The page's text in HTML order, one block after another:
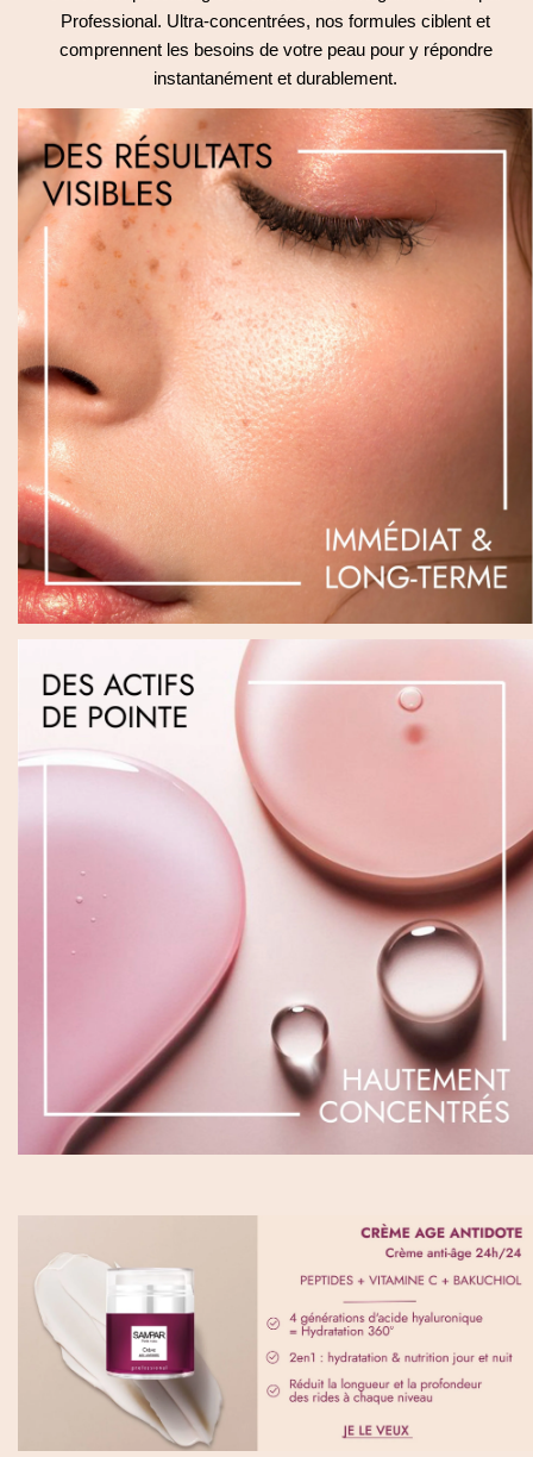
Professional. Ultra-concentrées, nos formules ciblent et
comprennent les besoins de votre peau pour y répondre
instantanément et durablement.